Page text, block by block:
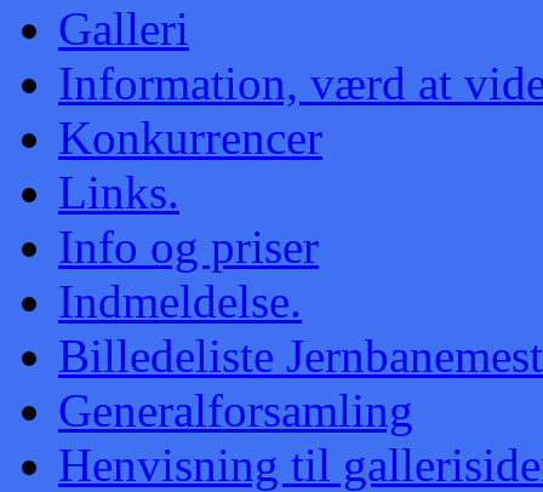
Galleri
Information, værd at
Konkurrencer
Links.
Info og priser
Indmeldelse.
Billedeliste
Generalforsamling
Henvisning til